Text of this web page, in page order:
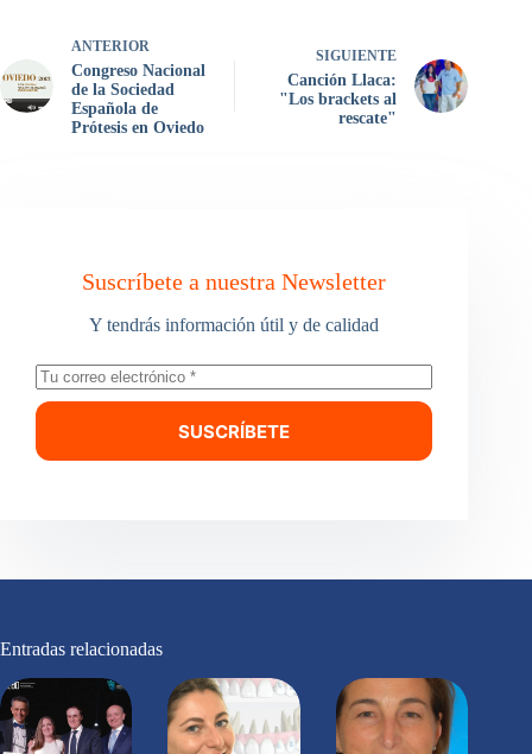
ANTERIOR
Congreso Nacional
de la Sociedad
Española de
Prótesis en Oviedo
SIGUIENTE
Canción Llaca:
"Los brackets al
rescate"
Suscríbete a nuestra Newsletter
Y tendrás información útil y de calidad
SUSCRÍBETE
Entradas relacionadas